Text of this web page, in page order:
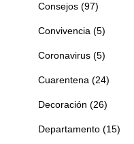
Consejos(97)
Convivencia (5)
Coronavirus(5)
Cuarentena (24)
Decoración (26)
Departamento(15)